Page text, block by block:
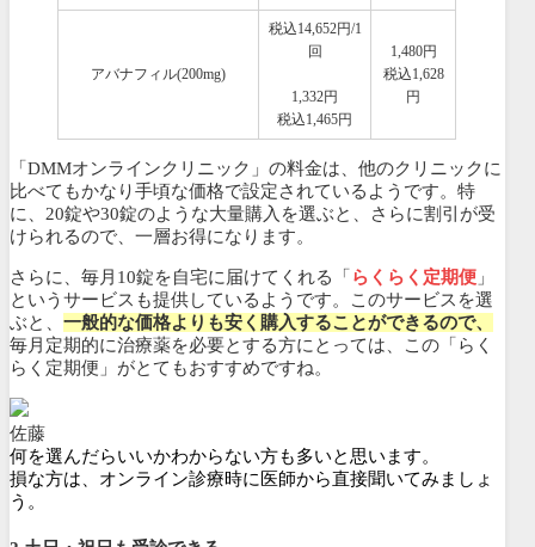
アバナフィル(200mg)
税込14,652円/1
回
1,332円
税込1,465円
1,480円
税込1,628
円
「DMMオンラインクリニック」の料金は、他のクリニックに
比べてもかなり手頃な価格で設定されているようです。特
に、20錠や30錠のような大量購入を選ぶと、さらに割引が受
けられるので、一層お得になります。
さらに、毎月10錠を自宅に届けてくれる「 らくらく定期便 」
というサービスも提供しているようです。このサービスを選
ぶと、 一般的な価格よりも安く購入することができるので、
毎月定期的に治療薬を必要とする方にとっては、この「らく
らく定期便」がとてもおすすめですね。
佐藤
何を選んだらいいかわからない方も多いと思います。
損な方は、オンライン診療時に医師から直接聞いてみましょ
う。